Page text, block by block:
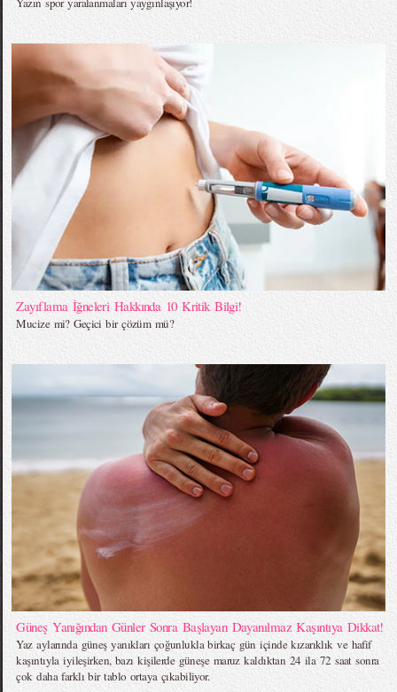
Zayıflama İğneleri Hakkında 10 Kritik Bilgi!
Mucize mi? Geçici bir çözüm mü?
Güneş Yanığından Günler Sonra Başlayan Dayanılmaz Kaşıntıya Dikkat!
Yaz aylarında güneş yanıkları çoğunlukla birkaç gün içinde kızarıklık ve hafif
kaşıntıyla iyileşirken, bazı kişilerde güneşe maruz kaldıktan 24 ila 72 saat sonra
çok daha farklı bir tablo ortaya çıkabiliyor.